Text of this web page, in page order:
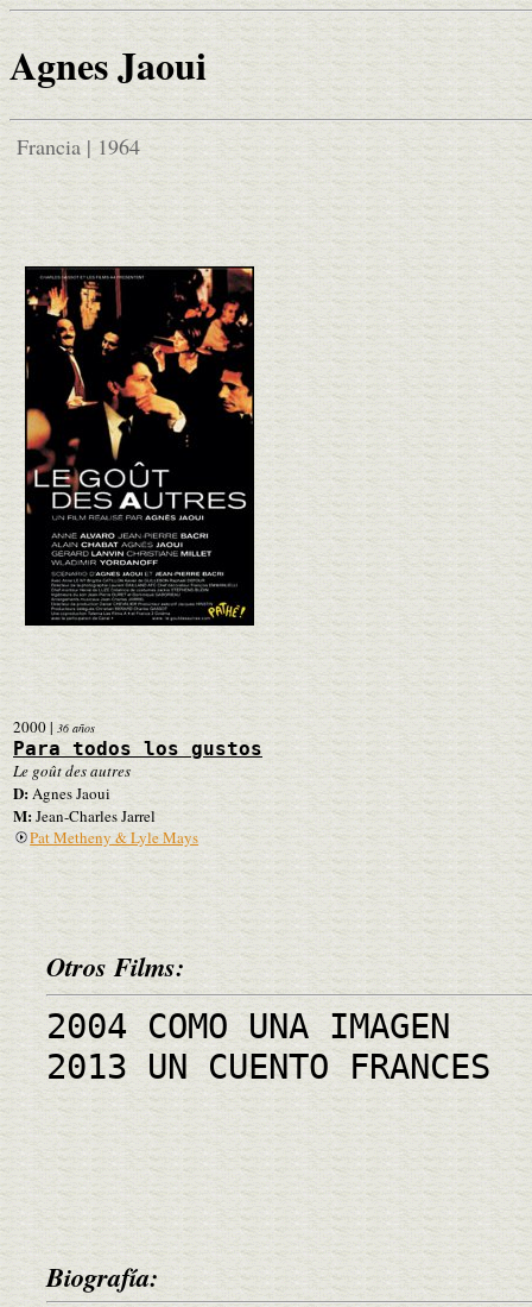
Agnes Jaoui
Francia | 1964
2000| 36 años
Para todos los gustos
Le goût des autres
D:Agnes Jaoui
M:Jean-Charles Jarrel
Pat Metheny & Lyle Mays
Otros Films:
2004 COMO UNA IMAGEN
2013 UN CUENTO FRANCES
Biografía: